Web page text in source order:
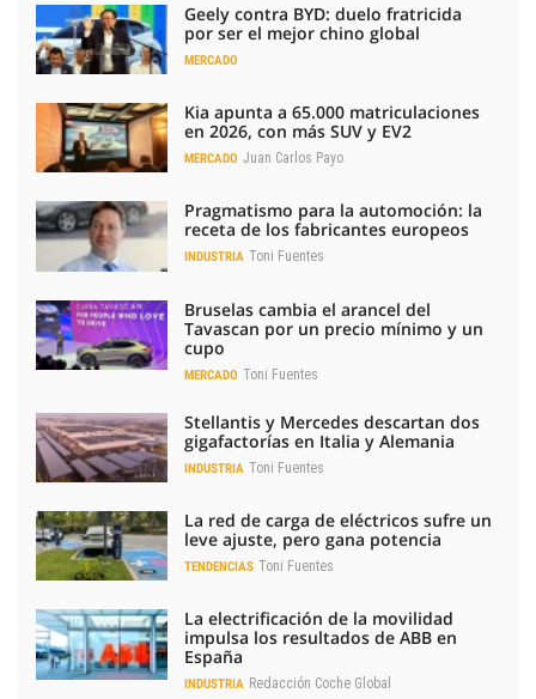
Geely contra BYD: duelo fratricida
por ser el mejor chino global
MERCADO
Kia apunta a 65.000 matriculaciones
en 2026, con más SUV y EV2
MERCADO Juan Carlos Payo
Pragmatismo para la automoción: la
receta de los fabricantes europeos
INDUSTRIA Toni Fuentes
Bruselas cambia el arancel del
Tavascan por un precio mínimo y un
cupo
MERCADO Toni Fuentes
Stellantis y Mercedes descartan dos
gigafactorías en Italia y Alemania
INDUSTRIA Toni Fuentes
La red de carga de eléctricos sufre un
leve ajuste, pero gana potencia
TENDENCIAS Toni Fuentes
La electrificación de la movilidad
impulsa los resultados de ABB en
España
INDUSTRIA Redacción Coche Global